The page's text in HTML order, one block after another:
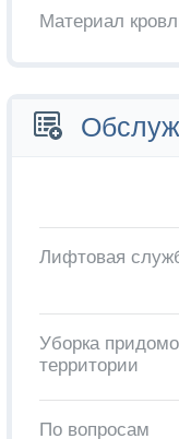
Материал
Лифтовая
Уборка
территории
По вопросам